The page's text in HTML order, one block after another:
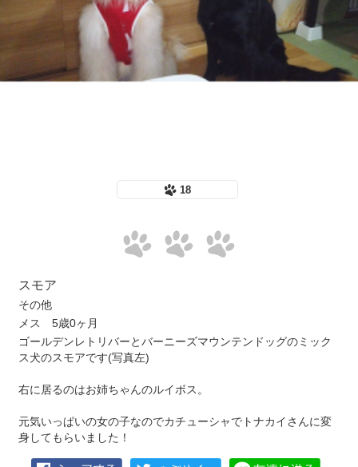
18
スモア
その他
メス 5歳0ヶ月
ゴールデンレトリバーとバーニーズマウンテンドッグのミック
ス犬のスモアです︎(写真左)
右に居るのはお姉ちゃんのルイボス。
元気いっぱいの女の子なのでカチューシャでトナカイさんに変
身してもらいました！